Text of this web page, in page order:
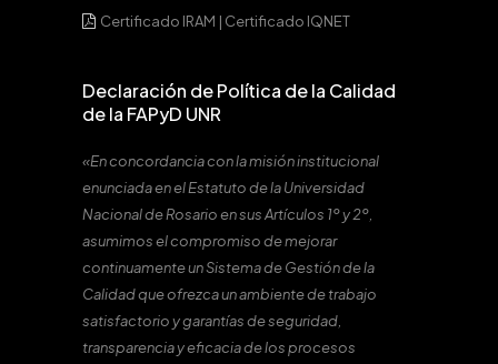
Certificado IRAM | Certificado IQNET
Declaración de Política de la Calidad
de la FAPyD UNR
«En concordancia con la misión institucional
enunciada en el Estatuto de la Universidad
Nacional de Rosario en sus Artículos 1º y 2º,
asumimos el compromiso de mejorar
continuamente un Sistema de Gestión de la
Calidad que ofrezca un ambiente de trabajo
satisfactorio y garantías de seguridad,
transparencia y eficacia de los procesos